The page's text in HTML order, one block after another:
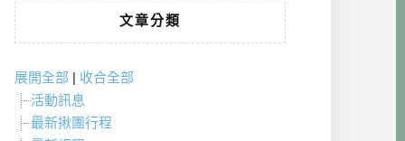
文章分類
展開全部 | 收合全部
活動訊息
最新揪團行程